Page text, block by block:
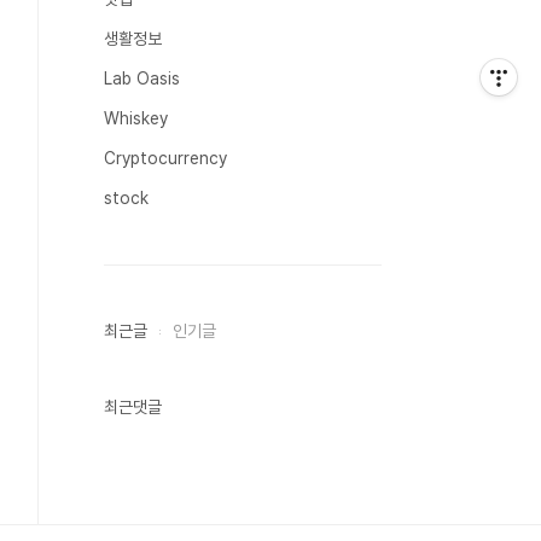
생활정보
Lab Oasis
Whiskey
Cryptocurrency
stock
최근글 인기글
최근댓글